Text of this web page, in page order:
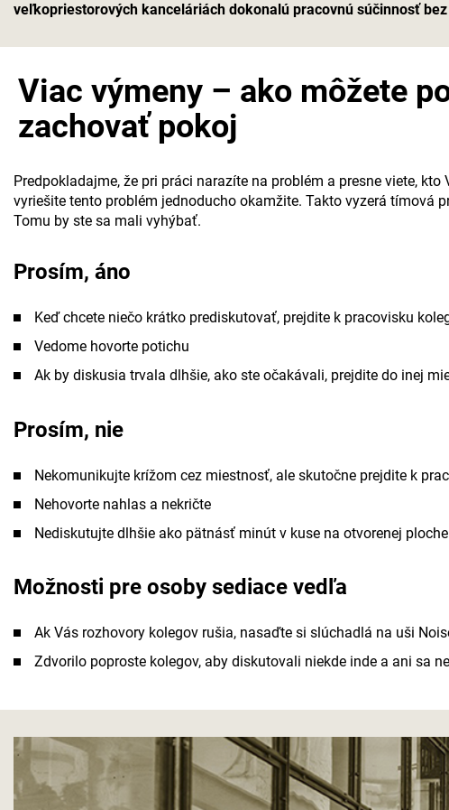
veľkopriestorových kanceláriách dokonalú pracovnú súčinnosť
Viac výmeny – ako môžete
zachovať pokoj
Predpokladajme, že pri práci narazíte na problém a presne viete,
vyriešite tento problém jednoducho okamžite. Takto vyzerá tímová
Tomu by ste sa mali vyhýbať.
Prosím, áno
Keď chcete niečo krátko prediskutovať, prejdite k pracovisku
Vedome hovorte potichu
Ak by diskusia trvala dlhšie, ako ste očakávali, prejdite do inej
Prosím, nie
Nekomunikujte krížom cez miestnosť, ale skutočne prejdite k
Nehovorte nahlas a nekričte
Nediskutujte dlhšie ako pätnásť minút v kuse na otvorenej ploche
Možnosti pre osoby sediace vedľa
Ak Vás rozhovory kolegov rušia, nasaďte si slúchadlá na uši
Zdvorilo poproste kolegov, aby diskutovali niekde inde a ani sa